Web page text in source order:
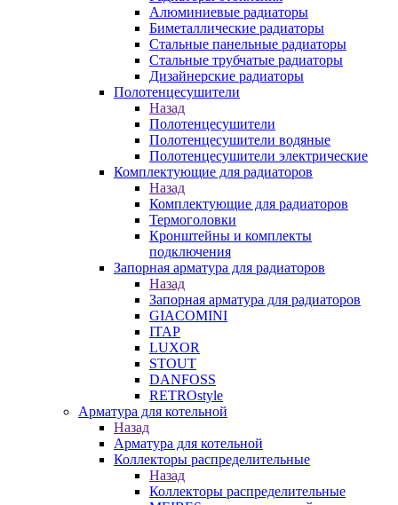
Алюминиевые радиаторы
Биметаллические радиаторы
Стальные панельные радиаторы
Стальные трубчатые радиаторы
Дизайнерские радиаторы
Полотенцесушители
Назад
Полотенцесушители
Полотенцесушители водяные
Полотенцесушители электрические
Комплектующие для радиаторов
Назад
Комплектующие для радиаторов
Термоголовки
Кронштейны и комплекты
подключения
Запорная арматура для радиаторов
Назад
Запорная арматура для радиаторов
GIACOMINI
ITAP
LUXOR
STOUT
DANFOSS
RETROstyle
Арматура для котельной
Назад
Арматура для котельной
Коллекторы распределительные
Назад
Коллекторы распределительные